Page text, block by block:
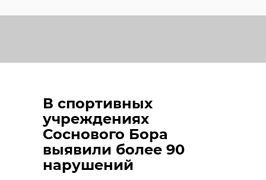
В спортивных
учреждениях
Соснового Бора
выявили более 90
нарушений